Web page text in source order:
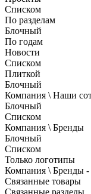
Списком
По разделам
Блочный
По годам
Новости
Списком
Плиткой
Блочный
Компания \ Наши
Блочный
Списком
Компания \ Бренды
Блочный
Списком
Только логотипы
Компания \ Бренды -
Связанные товары
Связанные разделы